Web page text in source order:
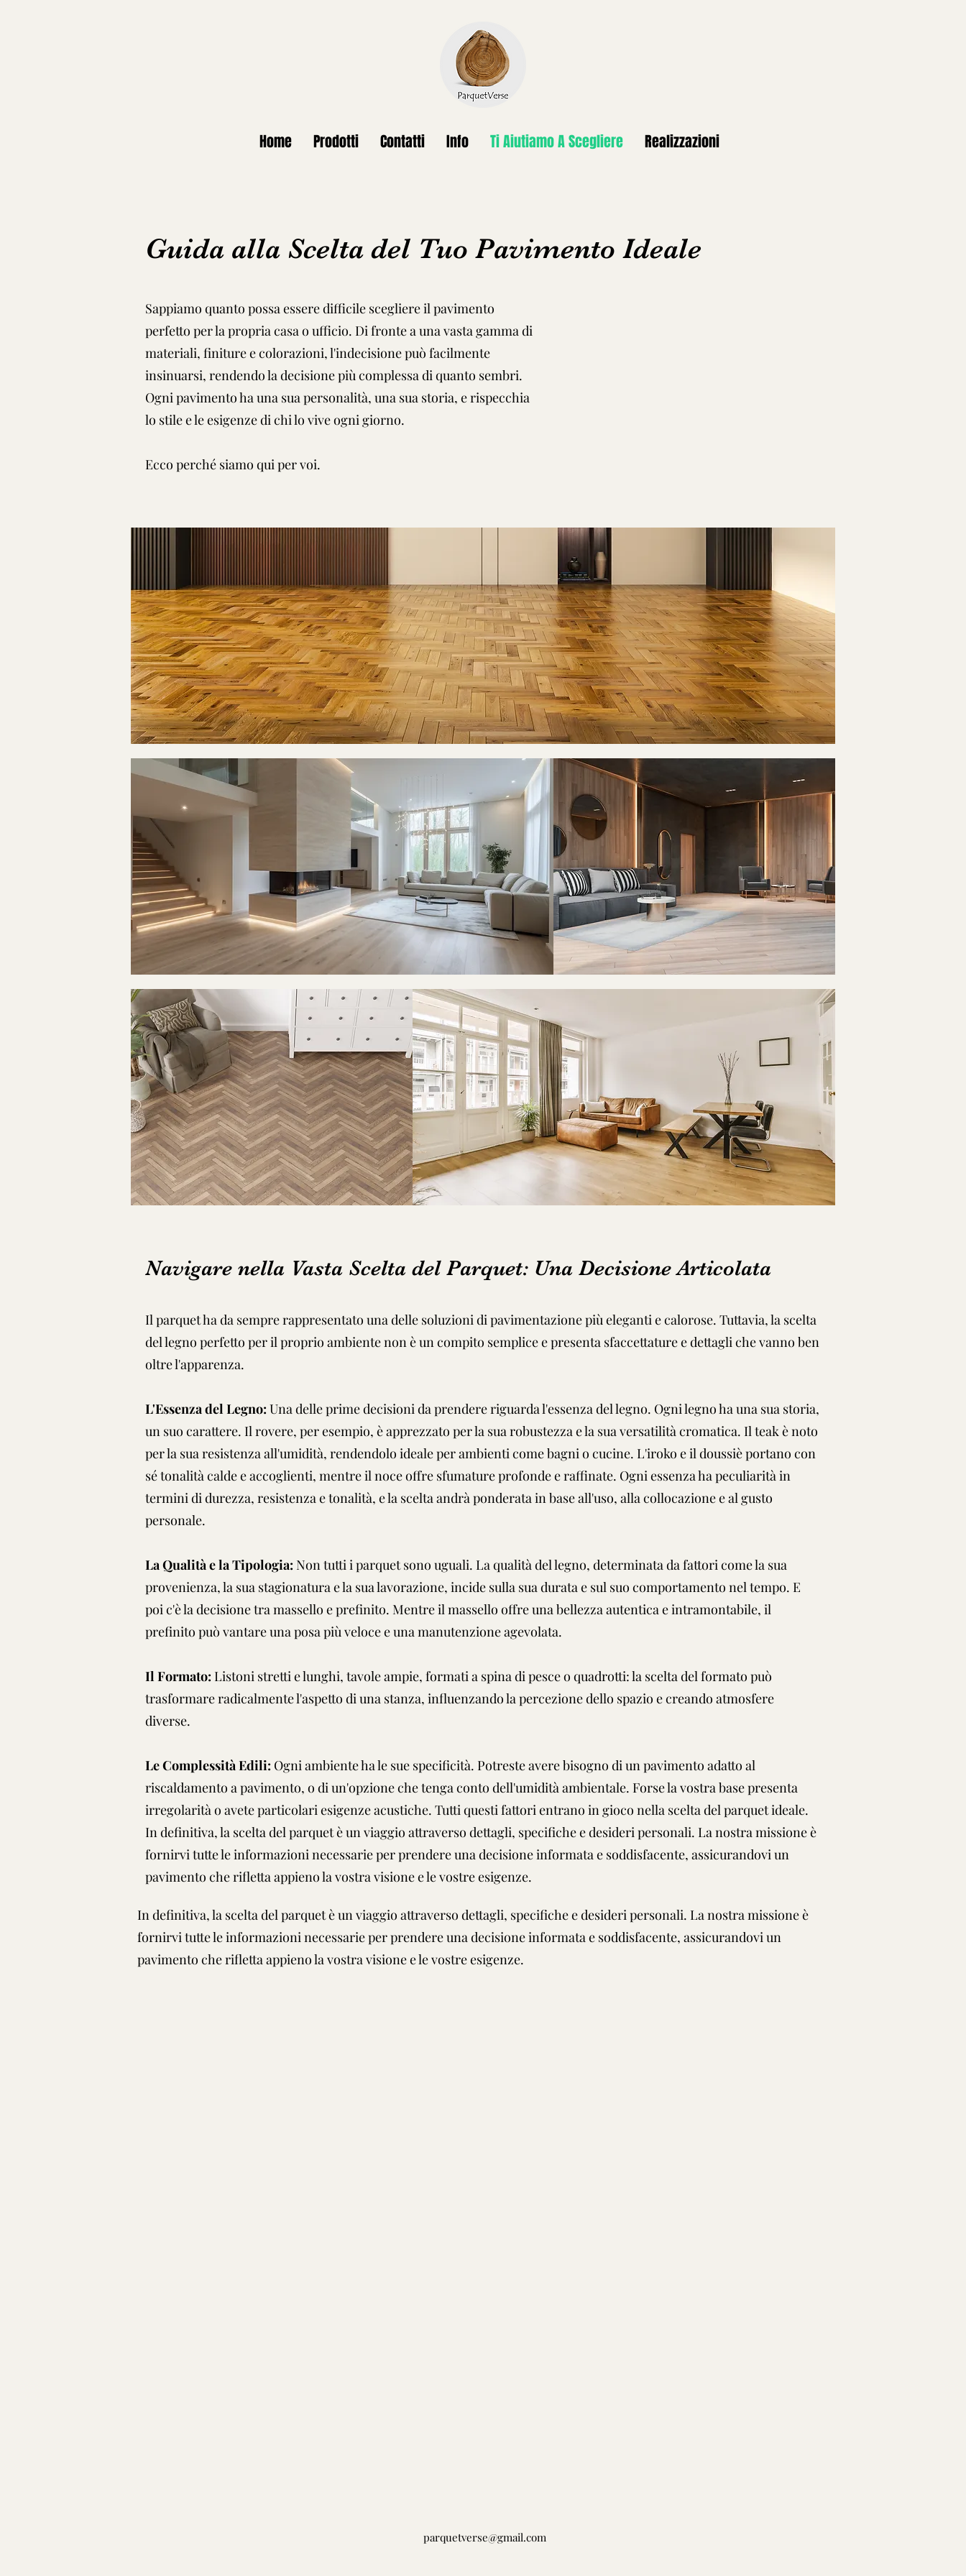
Home Prodotti Contatti Info Ti Aiutiamo A Scegliere Realizzazioni
Guida alla Scelta del Tuo Pavimento Ideale
Sappiamo quanto possa essere difficile scegliere il pavimento
perfetto per la propria casa o ufficio. Di fronte a una vasta gamma di
materiali, finiture e colorazioni, l'indecisione può facilmente
insinuarsi, rendendo la decisione più complessa di quanto sembri.
Ogni pavimento ha una sua personalità, una sua storia, e rispecchia
lo stile e le esigenze di chi lo vive ogni giorno.
Ecco perché siamo qui per voi.
Navigare nella Vasta Scelta del Parquet: Una Decisione Articolata
Il parquet ha da sempre rappresentato una delle soluzioni di pavimentazione più eleganti e calorose. Tuttavia, la scelta
del legno perfetto per il proprio ambiente non è un compito semplice e presenta sfaccettature e dettagli che vanno ben
oltre l'apparenza.
L'Essenza del Legno: Una delle prime decisioni da prendere riguarda l'essenza del legno. Ogni legno ha una sua storia,
un suo carattere. Il rovere, per esempio, è apprezzato per la sua robustezza e la sua versatilità cromatica. Il teak è noto
per la sua resistenza all'umidità, rendendolo ideale per ambienti come bagni o cucine. L'iroko e il doussiè portano con
sé tonalità calde e accoglienti, mentre il noce offre sfumature profonde e raffinate. Ogni essenza ha peculiarità in
termini di durezza, resistenza e tonalità, e la scelta andrà ponderata in base all'uso, alla collocazione e al gusto
personale.
La Qualità e la Tipologia: Non tutti i parquet sono uguali. La qualità del legno, determinata da fattori come la sua
provenienza, la sua stagionatura e la sua lavorazione, incide sulla sua durata e sul suo comportamento nel tempo. E
poi c'è la decisione tra massello e prefinito. Mentre il massello offre una bellezza autentica e intramontabile, il
prefinito può vantare una posa più veloce e una manutenzione agevolata.
Il Formato: Listoni stretti e lunghi, tavole ampie, formati a spina di pesce o quadrotti: la scelta del formato può
trasformare radicalmente l'aspetto di una stanza, influenzando la percezione dello spazio e creando atmosfere
diverse.
Le Complessità Edili: Ogni ambiente ha le sue specificità. Potreste avere bisogno di un pavimento adatto al
riscaldamento a pavimento, o di un'opzione che tenga conto dell'umidità ambientale. Forse la vostra base presenta
irregolarità o avete particolari esigenze acustiche. Tutti questi fattori entrano in gioco nella scelta del parquet ideale.
In definitiva, la scelta del parquet è un viaggio attraverso dettagli, specifiche e desideri personali. La nostra missione è
fornirvi tutte le informazioni necessarie per prendere una decisione informata e soddisfacente, assicurandovi un
pavimento che rifletta appieno la vostra visione e le vostre esigenze.
In definitiva, la scelta del parquet è un viaggio attraverso dettagli, specifiche e desideri personali. La nostra missione è
fornirvi tutte le informazioni necessarie per prendere una decisione informata e soddisfacente, assicurandovi un
pavimento che rifletta appieno la vostra visione e le vostre esigenze.
parquetverse@gmail.com